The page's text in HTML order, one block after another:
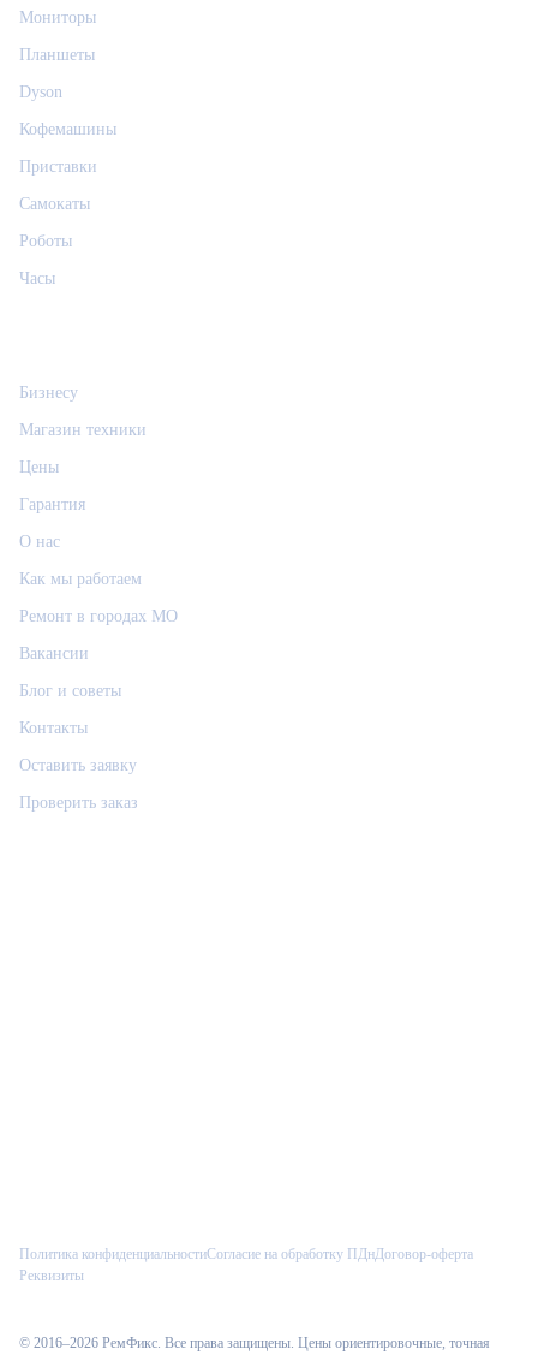
Мониторы
Планшеты
Dyson
Кофемашины
Приставки
Самокаты
Роботы
Часы
Бизнесу
Магазин техники
Цены
Гарантия
О нас
Как мы работаем
Ремонт в городах МО
Вакансии
Блог и советы
Контакты
Оставить заявку
Проверить заказ
Политика конфиденциальностиСогласие на обработку ПДнДоговор-оферта
Реквизиты
© 2016–2026 РемФикс . Все права защищены. Цены ориентировочные, точная